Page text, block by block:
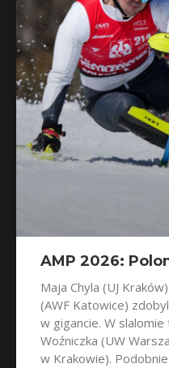
AMP 2026:
Maja Chyla (UJ
(AWF Katowice)
w gigancie. W
Woźniczka (UW
w Krakowie).